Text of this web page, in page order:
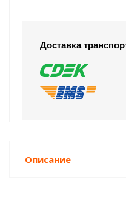
Доставка
Описание